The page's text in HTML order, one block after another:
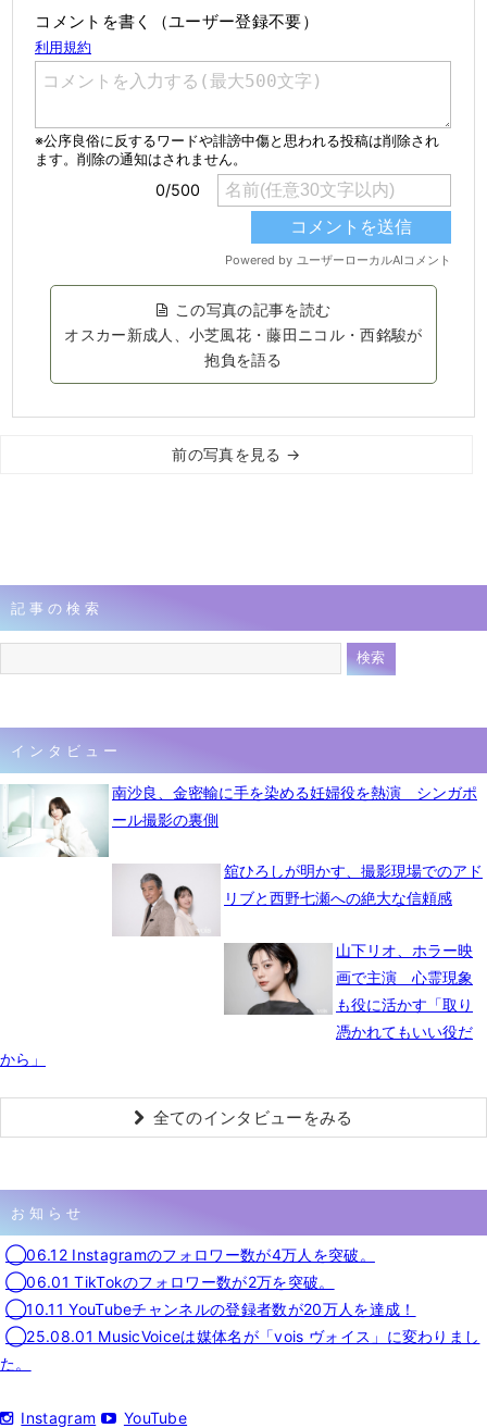
コメントを書く（ユーザー登録不要）
この写真の記事を読む
オスカー新成人、小芝風花・藤田ニコル・西銘駿が
抱負を語る
前の写真を見る →
記事の検索
インタビュー
南沙良、金密輸に手を染める妊婦役を熱演 シンガポ
ール撮影の裏側
舘ひろしが明かす、撮影現場でのアド
リブと西野七瀬への絶大な信頼感
山下リオ、ホラー映
画で主演 心霊現象
も役に活かす「取り
憑かれてもいい役だ
から」
全てのインタビューをみる
お知らせ
◯06.12 Instagramのフォロワー数が4万人を突破。
◯06.01 TikTokのフォロワー数が2万を突破。
◯10.11 YouTubeチャンネルの登録者数が20万人を達成！
◯25.08.01 MusicVoiceは媒体名が「vois ヴォイス」に変わりまし
た。
Instagram YouTube